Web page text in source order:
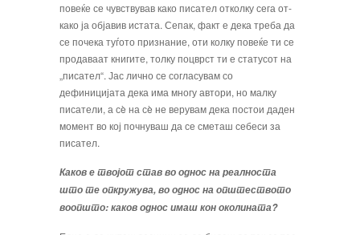
повеќе се чувствував како писател отколку сега от­
како ја објавив истата. Сепак, факт е дека треба да
се почека туѓото признание, оти колку повеќе ти се
продаваат книгите, толку поцврст ти е статусот на
„писател“. Јас лично се согласу­вам со
дефиницијата дека има многу автори, но малку
писа­тели, а сè на сè не верувам дека постои даден
момент во кој почнуваш да се сметаш себеси за
писател.
Каков е твојот став во однос на реалноста
што те оп­кружува, во однос на општеството
воопшто: каков од­нос имаш кон околината?